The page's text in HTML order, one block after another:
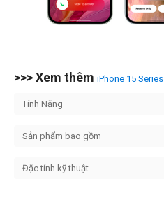
>>> Xem thêm iPhone 15 Series
Tính Năng
Sản phẩm bao gồm
Đặc tính kỹ thuật